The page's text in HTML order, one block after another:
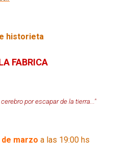
historieta
FABRICA
por escapar de la tierra..."
de marzo a las 19:00 hs